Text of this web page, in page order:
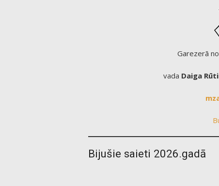
Garezerā
vada Daiga
Bijušie saieti 2026.gadā